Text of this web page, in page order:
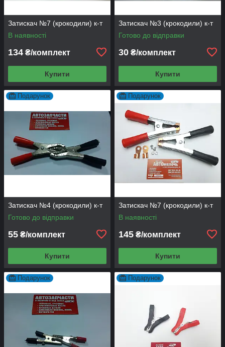
Затискач №7 (крокодили) к-т
В наявності
134 ₴/комплект
Купити
Затискач №3 (крокодили) к-т
Готово до відправки
30 ₴/комплект
Купити
Подарунок
Затискач №4 (крокодили) к-т
Готово до відправки
55 ₴/комплект
Купити
Подарунок
Затискач №7 (крокодили) к-т
В наявності
145 ₴/комплект
Купити
Подарунок Подарунок